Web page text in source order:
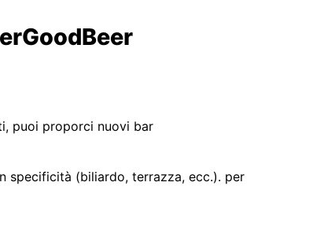
puoi proporci nuovi bar
specificità (biliardo, terrazza, ecc.). per